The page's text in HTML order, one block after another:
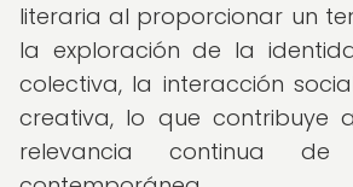
literaria al proporcionar un
la exploración de la
colectiva, la interacción
creativa, lo que contribuye
relevancia continua